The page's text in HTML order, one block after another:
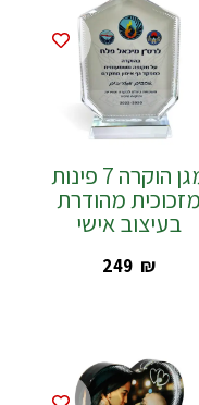
מגן הוקרה 7 פינות
מזכוכית מהודרת
בעיצוב אישי
‎249 ₪